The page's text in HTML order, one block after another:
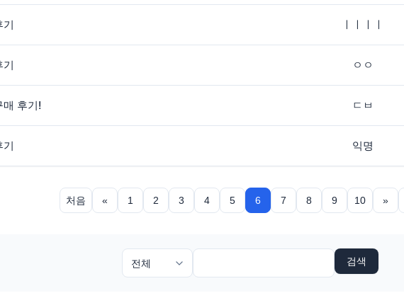
기 ㅣㅣㅣㅣ
기 ㅇㅇ
매 후기! ㄷㅂ
기 익명
처음 « 1 2 3 4 5 6 7 8 9 10 »
검색